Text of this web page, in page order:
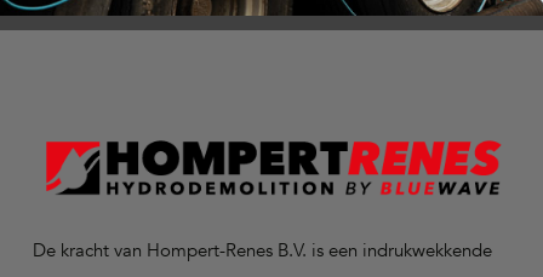
De kracht van Hompert-Renes B.V. is een indrukwekkende